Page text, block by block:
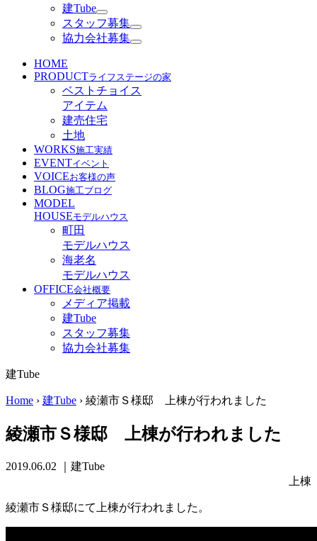
建Tube
スタッフ募集
協力会社募集
HOME
PRODUCTライフステージの家
ベストチョイス
アイテム
建売住宅
土地
WORKS施工実績
EVENTイベント
VOICEお客様の声
BLOG施工ブログ
MODEL
HOUSEモデルハウス
町田
モデルハウス
海老名
モデルハウス
OFFICE会社概要
メディア掲載
建Tube
スタッフ募集
協力会社募集
建Tube
Home › 建Tube › 綾瀬市Ｓ様邸 上棟が行われました
綾瀬市Ｓ様邸 上棟が行われました
2019.06.02
｜建Tube
上棟
綾瀬市Ｓ様邸にて上棟が行われました。